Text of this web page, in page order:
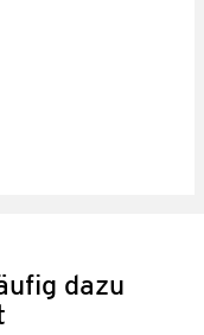
dazu